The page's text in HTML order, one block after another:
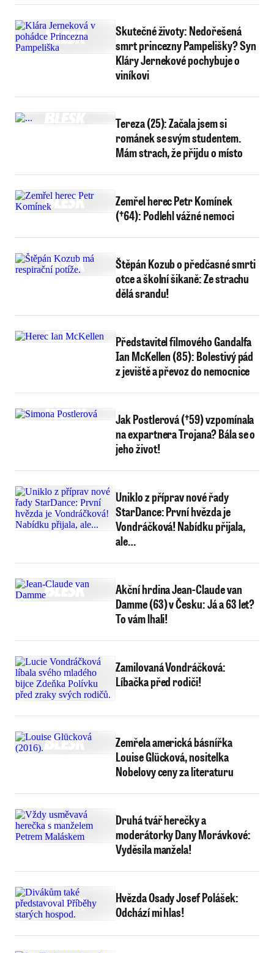
Skutečné životy: Nedořešená
smrt princezny Pampelišky? Syn
Kláry Jernekové pochybuje o
viníkovi
Tereza (25): Začala jsem si
románek se svým studentem.
Mám strach, že přijdu o místo
Zemřel herec Petr Komínek
(†64): Podlehl vážné nemoci
Štěpán Kozub o předčasné smrti
otce a školní šikaně: Ze strachu
dělá srandu!
Představitel filmového Gandalfa
Ian McKellen (85): Bolestivý pád
z jeviště a převoz do nemocnice
Jak Postlerová (†59) vzpomínala
na expartnera Trojana? Bála se o
jeho život!
Uniklo z příprav nové řady
StarDance: První hvězda je
Vondráčková! Nabídku přijala,
ale…
Akční hrdina Jean-Claude van
Damme (63) v Česku: Já a 63 let?
To vám lhali!
Zamilovaná Vondráčková:
Líbačka před rodiči!
Zemřela americká básnířka
Louise Glücková, nositelka
Nobelovy ceny za literaturu
Druhá tvář herečky a
moderátorky Dany Morávkové:
Vyděsila manžela!
Hvězda Osady Josef Polášek:
Odchází mi hlas!